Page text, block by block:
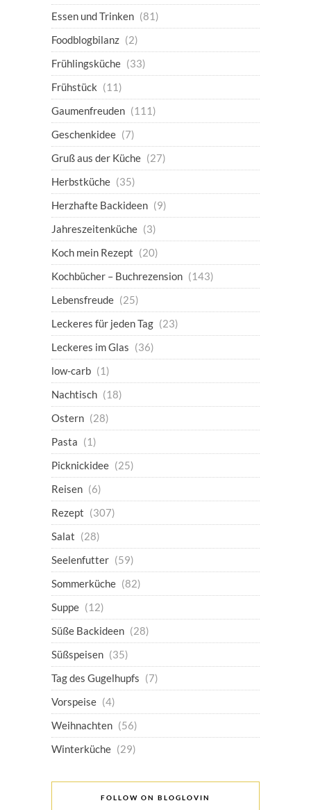
Essen und Trinken (81)
Foodblogbilanz (2)
Frühlingsküche (33)
Frühstück (11)
Gaumenfreuden (111)
Geschenkidee (7)
Gruß aus der Küche (27)
Herbstküche (35)
Herzhafte Backideen (9)
Jahreszeitenküche (3)
Koch mein Rezept (20)
Kochbücher – Buchrezension (143)
Lebensfreude (25)
Leckeres für jeden Tag (23)
Leckeres im Glas (36)
low-carb (1)
Nachtisch (18)
Ostern (28)
Pasta (1)
Picknickidee (25)
Reisen (6)
Rezept (307)
Salat (28)
Seelenfutter (59)
Sommerküche (82)
Suppe (12)
Süße Backideen (28)
Süßspeisen (35)
Tag des Gugelhupfs (7)
Vorspeise (4)
Weihnachten (56)
Winterküche (29)
FOLLOW ON BLOGLOVIN